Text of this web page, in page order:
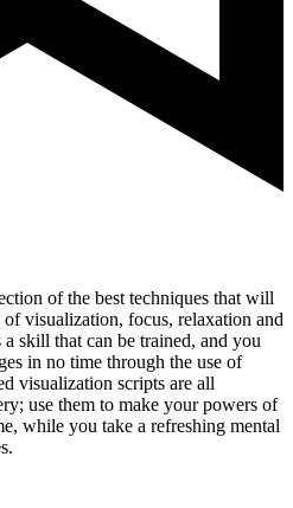
of the best techniques that will
visualization, focus, relaxation and
skill that can be trained, and you
in no time through the use of
visualization scripts are all
use them to make your powers of
while you take a refreshing mental